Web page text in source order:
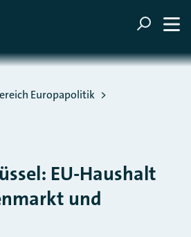
Europapolitik
EU-Haushalt
und